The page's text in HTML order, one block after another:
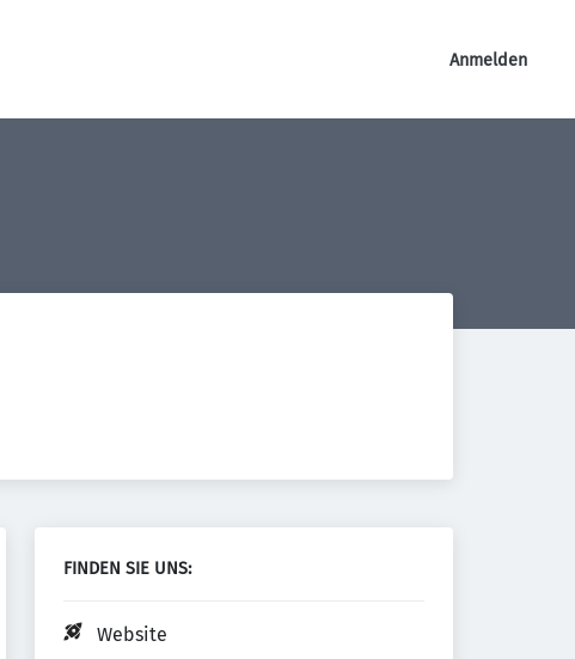
Anmelden
FINDEN SIE UNS:
Website